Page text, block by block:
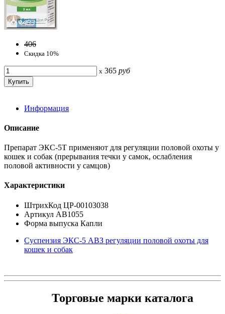
406
Скидка 10%
x 365 руб
Информация
Описание
Препарат ЭКС-5Т применяют для регуляции половой охоты у
кошек и собак (прерывания течки у самок, ослабления
половой активности у самцов)
Характеристики
ШтрихКод ЦР-00103038
Артикул АВ1055
Форма выпуска Капли
Суспензия ЭКС-5 АВЗ регуляции половой охоты для
кошек и собак
Торговые марки каталога